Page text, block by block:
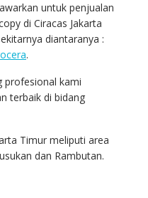
untuk penjualan
di Ciracas Jakarta
diantaranya :
.
profesional kami
terbaik di bidang
Timur meliputi area
dan Rambutan.